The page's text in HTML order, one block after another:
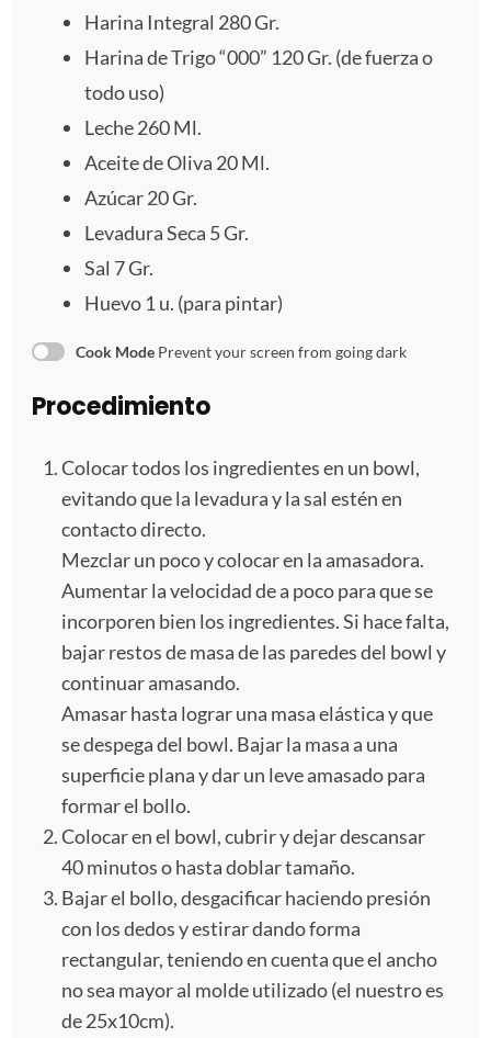
l
l
a
s
l
a
s
l
l
a
s
l
l
a
s
l
a
Harina Integral 280Gr.
Harina de Trigo “000” 120 Gr. (de fuerza o
todo uso)
Leche260Ml.
Aceite de Oliva 20 Ml.
Azúcar 20 Gr.
Levadura Seca 5Gr.
Sal 7Gr.
Huevo 1 u. (para pintar)
Cook Mode Prevent your screen from going dark
Procedimiento
Colocar todos los ingredientes en un bowl,
evitando que la levadura y la sal estén en
contacto directo.
Mezclar un poco y colocar en la amasadora.
Aumentar la velocidad de a poco para que se
incorporen bien los ingredientes. Si hace falta,
bajar restos de masa de las paredes del bowl y
continuar amasando.
Amasar hasta lograr una masa elástica y que
se despega del bowl. Bajar la masa a una
superficie plana y dar un leve amasado para
formar el bollo.
Colocar en el bowl, cubrir y dejar descansar
40 minutos o hasta doblar tamaño.
Bajar el bollo, desgacificar haciendo presión
con los dedos y estirar dando forma
rectangular, teniendo en cuenta que el ancho
no sea mayor al molde utilizado (el nuestro es
de 25x10cm).